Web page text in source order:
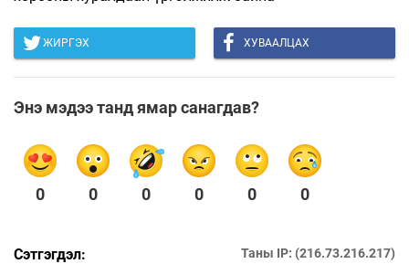
ЖИРГЭХ ХУВААЛЦАХ
Энэ мэдээ танд ямар санагдав?
0 0 0 0 0 0
Сэтгэгдэл: Таны IP: (216.73.216.217)